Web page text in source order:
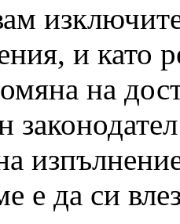
и като
на
е да си